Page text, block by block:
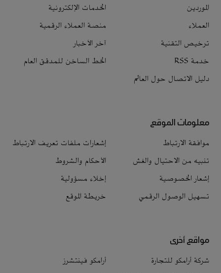
الموردين
الخدمات الإلكترونية
العملاء
منصة العملاء الرقمية
ترخيص التقنية
آخر الأخبار
خدمة RSS
الخط الساخن للمدقق العام
دليل الاتصال حول العالم
معلومات الموقع
موافقة الارتباط
إشعارات ملفات تعريف الارتباط
تنبيه من الاحتيال والغش
الأحكام والشروط
إشعار الخصوصية
إخلاء مسؤولية
تسهيل الوصول الرقمي
خريطة الموقع
مواقع أخرى
شركة أرامكو للتجارة
أرامكو فينتشرز